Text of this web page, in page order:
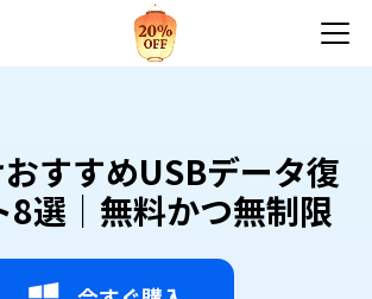
すすめUSBデータ復
8選｜無料かつ無制限